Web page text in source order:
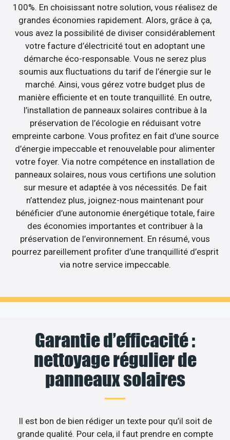
100%. En choisissant notre solution, vous réalisez de
grandes économies rapidement. Alors, grâce à ça,
vous avez la possibilité de diviser considérablement
votre facture d’électricité tout en adoptant une
démarche éco-responsable. Vous ne serez plus
soumis aux fluctuations du tarif de l’énergie sur le
marché. Ainsi, vous gérez votre budget plus de
manière efficiente et en toute tranquillité. En outre,
l’installation de panneaux solaires contribue à la
préservation de l’écologie en réduisant votre
empreinte carbone. Vous profitez en fait d’une source
d’énergie impeccable et renouvelable pour alimenter
votre foyer. Via notre compétence en installation de
panneaux solaires, nous vous certifions une solution
sur mesure et adaptée à vos nécessités. De fait
n’attendez plus, joignez-nous maintenant pour
bénéficier d’une autonomie énergétique totale, faire
des économies importantes et contribuer à la
préservation de l’environnement. En résumé, vous
pourrez pareillement profiter d’une tranquillité d’esprit
via notre service impeccable.
Garantie d’efficacité :
nettoyage régulier de
panneaux solaires
Il est bon de bien rédiger un texte pour qu’il soit de
grande qualité. Pour cela, il faut prendre en compte